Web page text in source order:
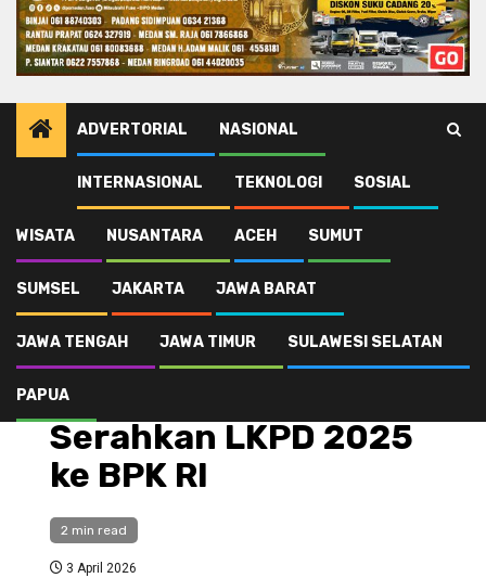
ADVERTORIAL NASIONAL
INTERNASIONAL TEKNOLOGI SOSIAL
WISATA NUSANTARA ACEH SUMUT
SUMSEL JAKARTA JAWA BARAT
JAWA TENGAH JAWA TIMUR SULAWESI SELATAN
PAPUA
Pemerintahan
Wujudkan Tata Kelola Bersih, Bupati Asahan Serahkan LKPD 2025 ke
BPK RI
Pemerintahan SUMUT
Wujudkan Tata Kelola
Bersih, Bupati Asahan
Serahkan LKPD 2025
ke BPK RI
2 min read
3 April 2026